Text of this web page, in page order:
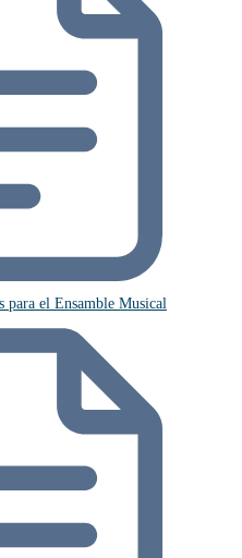
para el Ensamble Musical